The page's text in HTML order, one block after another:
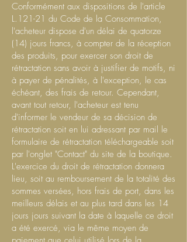
Conformément aux dispositions de l'article
L.121-21 du Code de la Consommation,
l'acheteur dispose d'un délai de quatorze
(14) jours francs, à compter de la réception
des produits, pour exercer son droit de
rétractation sans avoir à justifier de motifs, ni
à payer de pénalités, à l'exception, le cas
échéant, des frais de retour. Cependant,
avant tout retour, l'acheteur est tenu
d'informer le vendeur de sa décision de
rétractation soit en lui adressant par mail le
formulaire de rétractation téléchargeable soit
par l'onglet "Contact" du site de la boutique.
L'exercice du droit de rétractation donnera
lieu, soit au remboursement de la totalité des
sommes versées, hors frais de port, dans les
meilleurs délais et au plus tard dans les 14
jours jours suivant la date à laquelle ce droit
a été exercé, via le même moyen de